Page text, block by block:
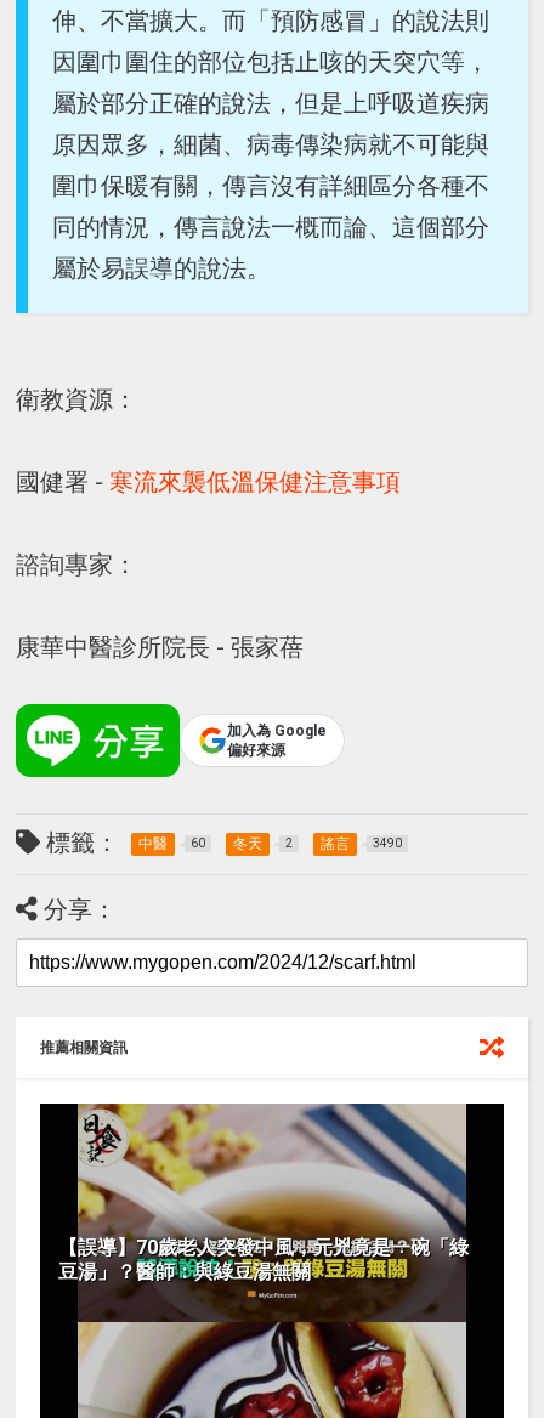
伸、不當擴大。而「預防感冒」的說法則
因圍巾圍住的部位包括止咳的天突穴等，
屬於部分正確的說法，但是上呼吸道疾病
原因眾多，細菌、病毒傳染病就不可能與
圍巾保暖有關，傳言沒有詳細區分各種不
同的情況，傳言說法一概而論、這個部分
屬於易誤導的說法。
衛教資源：
國健署 - 寒流來襲低溫保健注意事項
諮詢專家：
康華中醫診所院長 - 張家蓓
加入為 Google
偏好來源
標籤： 中醫 60 冬天 2 謠言 3490
分享：
推薦相關資訊
【誤導】70歲老人突發中風，元兇竟是一碗「綠
豆湯」？醫師：與綠豆湯無關